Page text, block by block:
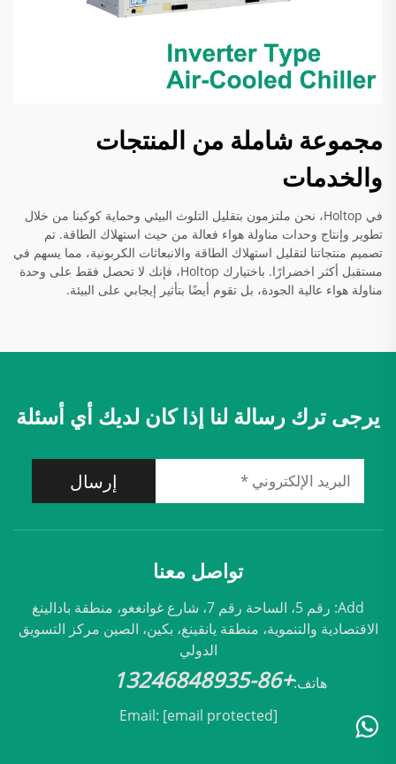
مجموعة شاملة من المنتجات
والخدمات
في Holtop، نحن ملتزمون بتقليل التلوث البيئي وحماية كوكبنا من خلال
تطوير وإنتاج وحدات مناولة هواء فعالة من حيث استهلاك الطاقة. تم
تصميم منتجاتنا لتقليل استهلاك الطاقة والانبعاثات الكربونية، مما يسهم في
مستقبل أكثر اخضرارًا. باختيارك Holtop، فإنك لا تحصل فقط على وحدة
مناولة هواء عالية الجودة، بل تقوم أيضًا بتأثير إيجابي على البيئة.
يرجى ترك رسالة لنا إذا كان لديك أي أسئلة
إرسال
تواصل معنا
Add: رقم 5، الساحة رقم 7، شارع غوانغغو، منطقة بادالينغ
الاقتصادية والتنموية، منطقة يانقينغ، بكين، الصين مركز التسويق
الدولي
هاتف:+86-13246848935
Email: [email protected]